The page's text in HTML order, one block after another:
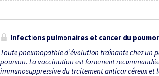
Infections pulmonaires et cancer du
Toute pneumopathie d’évolution traînante chez un
poumon. La vaccination est fortement
immunosuppressive du traitement anticancéreux